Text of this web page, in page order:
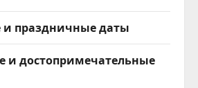
и праздничные даты
и достопримечательные